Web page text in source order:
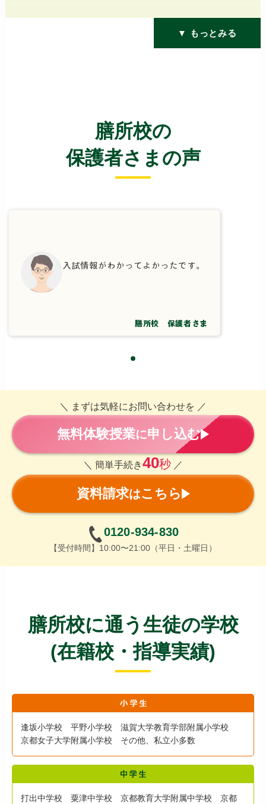
▼ もっとみる
膳所校の
保護者さまの声
入試情報がわかってよかったです。
膳所校 保護者さま
＼ まずは気軽にお問い合わせを ／
無料体験授業に申し込む
＼ 簡単手続き40秒 ／
資料請求はこちら
0120-934-830
【受付時間】10:00〜21:00（平日・土曜日）
膳所校に通う生徒の学校
(在籍校・指導実績)
逢坂小学校 平野小学校 滋賀大学教育学部附属小学校
京都女子大学附属小学校 その他、私立小多数
打出中学校 粟津中学校 京都教育大学附属中学校 京都